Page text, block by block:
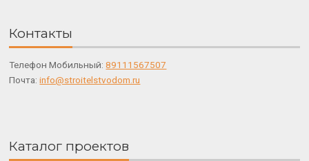
Контакты
Телефон Мобильный:89111567507
Почта:info@stroitelstvodom.ru
Каталог проектов